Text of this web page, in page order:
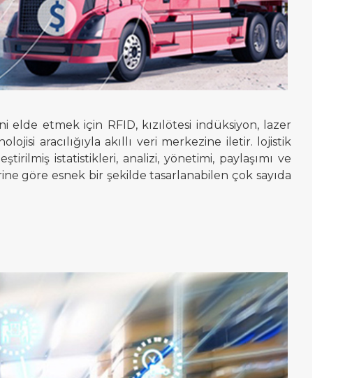
elde etmek için RFID, kızılötesi indüksiyon, lazer
aracılığıyla akıllı veri merkezine iletir. lojistik
istatistikleri, analizi, yönetimi, paylaşımı ve
göre esnek bir şekilde tasarlanabilen çok sayıda